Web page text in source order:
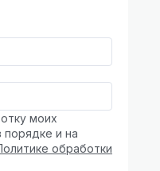
моих
порядке и на
обработки